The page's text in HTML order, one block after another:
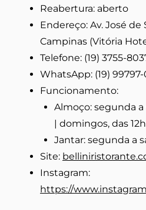
Reabertura: aberto
Endereço: Av. José de
Campinas (Vitória
Telefone: (19) 3755-
WhatsApp: (19) 99797-
Funcionamento:
Almoço: segunda a
| domingos, das
Jantar: segunda a
Site:
Instagram:
https://